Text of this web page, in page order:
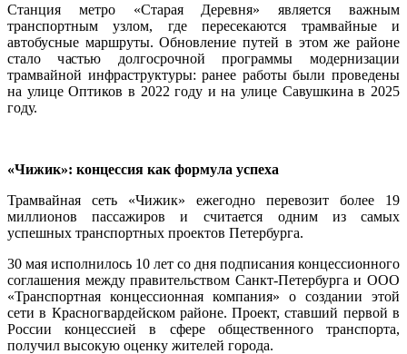
Станция метро «Старая Деревня» является важным
транспортным узлом, где пересекаются трамвайные и
автобусные маршруты. Обновление путей в этом же районе
стало частью долгосрочной программы модернизации
трамвайной инфраструктуры: ранее работы были проведены
на улице Оптиков в 2022 году и на улице Савушкина в 2025
году.
«Чижик»: концессия как формула успеха
Трамвайная сеть «Чижик» ежегодно перевозит более 19
миллионов пассажиров и считается одним из самых
успешных транспортных проектов Петербурга.
30 мая исполнилось 10 лет со дня подписания концессионного
соглашения между правительством Санкт-Петербурга и ООО
«Транспортная концессионная компания» о создании этой
сети в Красногвардейском районе. Проект, ставший первой в
России концессией в сфере общественного транспорта,
получил высокую оценку жителей города.